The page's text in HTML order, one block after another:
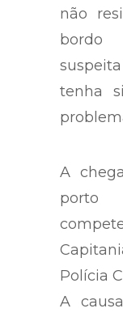
não
bordo
tenha
A
porto
Polícia
A